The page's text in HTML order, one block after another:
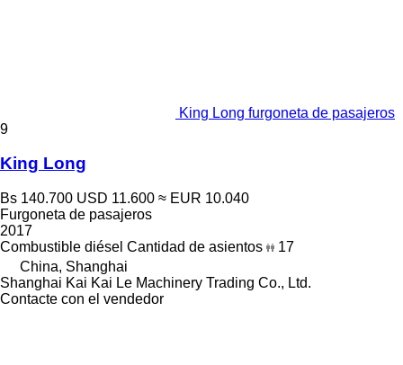
King Long furgoneta de pasajeros
9
King Long
Bs 140.700 USD 11.600 ≈ EUR 10.040
Furgoneta de pasajeros
2017
Combustible diésel Cantidad de asientos
17
China, Shanghai
Shanghai Kai Kai Le Machinery Trading Co., Ltd.
Contacte con el vendedor